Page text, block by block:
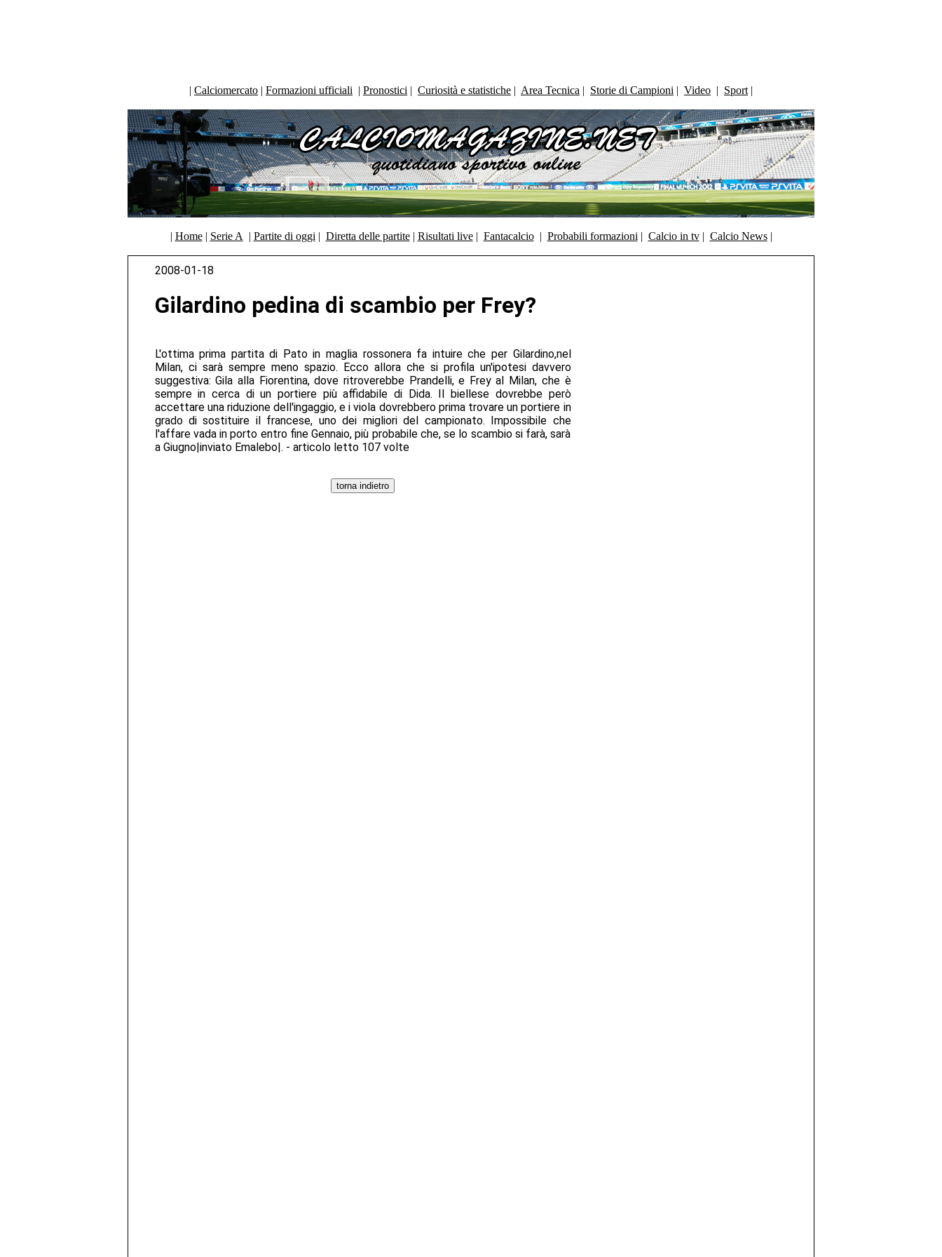
| Calciomercato | Formazioni ufficiali | Pronostici | Curiosità e statistiche | Area Tecnica | Storie di Campioni | Video | Sport |
| Home| Serie A | Partite di oggi | Diretta delle partite| Risultati live| Fantacalcio| Probabili formazioni | Calcio in tv| Calcio News|
2008-01-18
Gilardino pedina di scambio per Frey?
L'ottima prima partita di Pato in maglia rossonera fa intuire che per Gilardino,nel
Milan, ci sarà sempre meno spazio. Ecco allora che si profila un'ipotesi davvero
suggestiva: Gila alla Fiorentina, dove ritroverebbe Prandelli, e Frey al Milan, che è
sempre in cerca di un portiere più affidabile di Dida. Il biellese dovrebbe però
accettare una riduzione dell'ingaggio, e i viola dovrebbero prima trovare un portiere in
grado di sostituire il francese, uno dei migliori del campionato. Impossibile che
l'affare vada in porto entro fine Gennaio, più probabile che, se lo scambio si farà, sarà
a Giugno|inviato Emalebo|. - articolo letto 107 volte